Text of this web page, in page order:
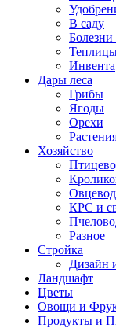
В саду
Болезни
Дары леса
Грибы
Ягоды
Орехи
Хозяйство
КРС и
Разное
Стройка
Дизайн
Ландшафт
Цветы
Овощи и
Продукты и